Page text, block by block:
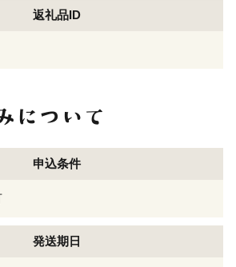
返礼品ID
申込条件
発送期日